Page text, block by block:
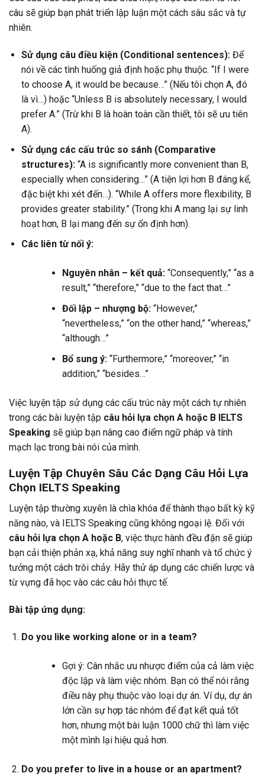
câu sẽ giúp bạn phát triển lập luận một cách sâu sắc và tự
nhiên.
Sử dụng câu điều kiện (Conditional sentences):Để
nói về các tình huống giả định hoặc phụ thuộc. “If I were
to choose A, it would be because…” (Nếu tôi chọn A, đó
là vì…) hoặc “Unless B is absolutely necessary, I would
prefer A.” (Trừ khi B là hoàn toàn cần thiết, tôi sẽ ưu tiên
A).
Sử dụng các cấu trúc so sánh (Comparative
structures):“A is significantly more convenient than B,
especially when considering…” (A tiện lợi hơn B đáng kể,
đặc biệt khi xét đến…). “While A offers more flexibility, B
provides greater stability.” (Trong khi A mang lại sự linh
hoạt hơn, B lại mang đến sự ổn định hơn).
Các liên từ nối ý:
Nguyên nhân – kết quả:“Consequently,” “as a
result,” “therefore,” “due to the fact that…”
Đối lập – nhượng bộ:“However,”
“nevertheless,” “on the other hand,” “whereas,”
“although…”
Bổ sung ý:“Furthermore,” “moreover,” “in
addition,” “besides…”
Việc luyện tập sử dụng các cấu trúc này một cách tự nhiên
trong các bài luyện tập câu hỏi lựa chọn A hoặc B IELTS
Speaking sẽ giúp bạn nâng cao điểm ngữ pháp và tính
mạch lạc trong bài nói của mình.
Luyện Tập Chuyên Sâu Các Dạng Câu Hỏi Lựa
Chọn IELTS Speaking
Luyện tập thường xuyên là chìa khóa để thành thạo bất kỳ kỹ
năng nào, và IELTS Speaking cũng không ngoại lệ. Đối với
câu hỏi lựa chọn A hoặc B, việc thực hành đều đặn sẽ giúp
bạn cải thiện phản xạ, khả năng suy nghĩ nhanh và tổ chức ý
tưởng một cách trôi chảy. Hãy thử áp dụng các chiến lược và
từ vựng đã học vào các câu hỏi thực tế.
Bài tập ứng dụng:
Do you like working alone or in a team?
Gợi ý: Cân nhắc ưu nhược điểm của cả làm việc
độc lập và làm việc nhóm. Bạn có thể nói rằng
điều này phụ thuộc vào loại dự án. Ví dụ, dự án
lớn cần sự hợp tác nhóm để đạt kết quả tốt
hơn, nhưng một bài luận 1000 chữ thì làm việc
một mình lại hiệu quả hơn.
Do you prefer to live in a house or an apartment?